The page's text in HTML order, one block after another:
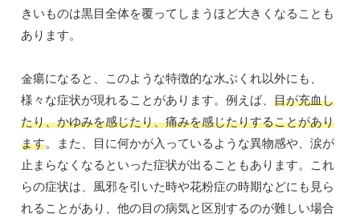
きいものは黒目全体を覆ってしまうほど大きくなることも
あります。
金瘍になると、このような特徴的な水ぶくれ以外にも、
様々な症状が現れることがあります。例えば、 目が充血し
たり、かゆみを感じたり、痛みを感じたりすることがあり
ます。また、目に何かが入っているような異物感や、涙が
止まらなくなるといった症状が出ることもあります。これ
らの症状は、風邪を引いた時や花粉症の時期などにも見ら
れることがあり、他の目の病気と区別するのが難しい場合